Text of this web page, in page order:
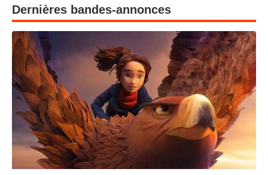
Dernières bandes-annonces